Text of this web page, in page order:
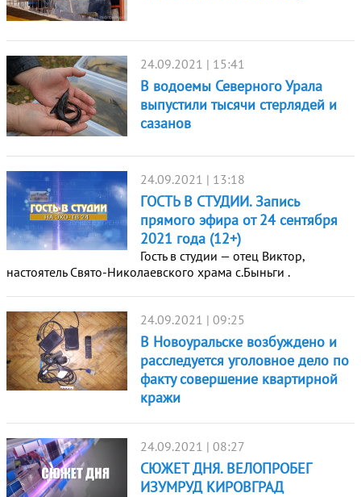
24.09.2021 | 15:41
В водоемы Северного Урала
выпустили тысячи стерлядей и
сазанов
24.09.2021 | 13:18
ГОСТЬ В СТУДИИ. Запись
прямого эфира от 24 сентября
2021 года (12+)
Гость в студии — отец Виктор,
настоятель Свято-Николаевского храма с.Быньги .
24.09.2021 | 09:25
В Новоуральске возбуждено и
расследуется уголовное дело по
факту совершение квартирной
кражи
24.09.2021 | 08:27
СЮЖЕТ ДНЯ. ВЕЛОПРОБЕГ
ИЗУМРУД КИРОВГРАД